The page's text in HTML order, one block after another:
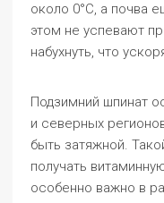
около 0°C, а почва
этом не успевают
набухнуть, что
Подзимний шпинат
и северных
быть затяжной.
получать
особенно важно в